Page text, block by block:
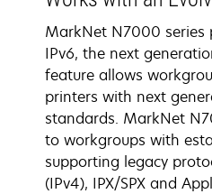
MarkNet N7000 series
IPv6, the next
feature allows
printers with next
standards. MarkNet
to workgroups with
supporting legacy
(IPv4), IPX/SPX and